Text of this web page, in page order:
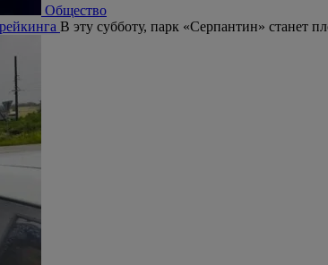
Общество
В эту субботу, парк «Серпантин» станет